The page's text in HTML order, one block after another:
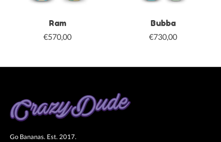
Ram
€570,00
Bubba
€730,00
Go Bananas. Est. 2017.